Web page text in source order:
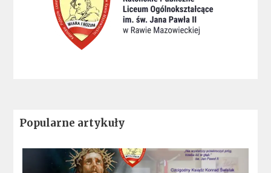
Popularne artykuły